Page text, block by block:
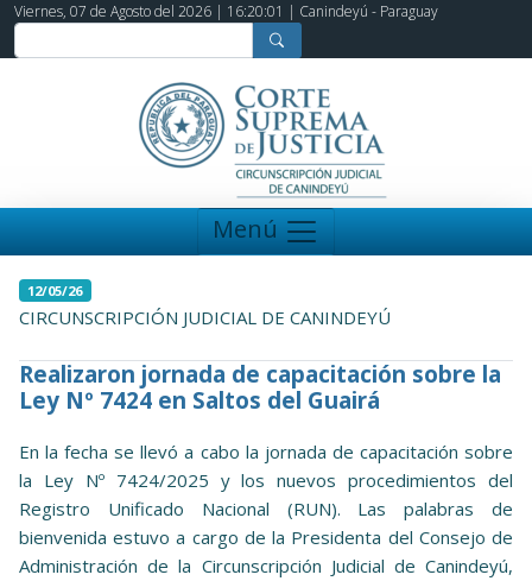
Viernes, 07 de Agosto del 2026 | 16:20:01 | Canindeyú - Paraguay
Menú
12/05/26
CIRCUNSCRIPCIÓN JUDICIAL DE CANINDEYÚ
Realizaron jornada de capacitación sobre la
Ley Nº 7424 en Saltos del Guairá
En la fecha se llevó a cabo la jornada de capacitación sobre
la Ley Nº 7424/2025 y los nuevos procedimientos del
Registro Unificado Nacional (RUN). Las palabras de
bienvenida estuvo a cargo de la Presidenta del Consejo de
Administración de la Circunscripción Judicial de Canindeyú,